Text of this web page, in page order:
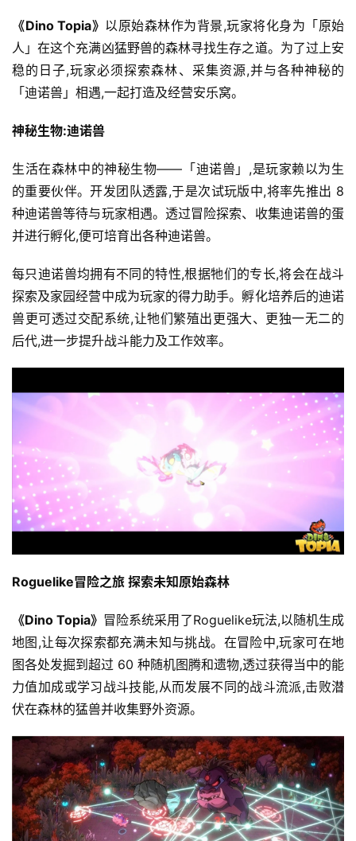
《Dino Topia》 以原始森林作为背景,玩家将化身为「原始
人」在这个充满凶猛野兽的森林寻找生存之道。为了过上安
稳的日子,玩家必须探索森林、采集资源,并与各种神秘的
「迪诺兽」相遇,一起打造及经营安乐窝。
神秘生物:迪诺兽
生活在森林中的神秘生物——「迪诺兽」,是玩家赖以为生
的重要伙伴。开发团队透露,于是次试玩版中,将率先推出 8
种迪诺兽等待与玩家相遇。透过冒险探索、收集迪诺兽的蛋
并进行孵化,便可培育出各种迪诺兽。
每只迪诺兽均拥有不同的特性,根据牠们的专长,将会在战斗
探索及家园经营中成为玩家的得力助手。孵化培养后的迪诺
兽更可透过交配系统,让牠们繁殖出更强大、更独一无二的
后代,进一步提升战斗能力及工作效率。
Roguelike冒险之旅 探索未知原始森林
《Dino Topia》 冒险系统采用了Roguelike玩法,以随机生成
地图,让每次探索都充满未知与挑战。在冒险中,玩家可在地
图各处发掘到超过 60 种随机图腾和遗物,透过获得当中的能
力值加成或学习战斗技能,从而发展不同的战斗流派,击败潜
伏在森林的猛兽并收集野外资源。